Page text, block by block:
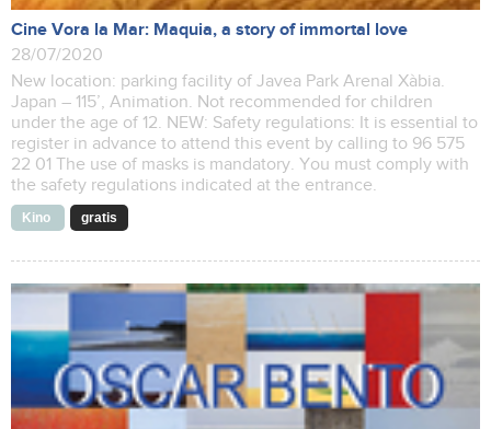
Cine Vora la Mar: Maquia, a story of immortal love
28/07/2020
New location: parking facility of Javea Park Arenal Xàbia.
Japan – 115’, Animation. Not recommended for children
under the age of 12. NEW: Safety regulations: It is essential to
register in advance to attend this event by calling to 96 575
22 01 The use of masks is mandatory. You must comply with
the safety regulations indicated at the entrance.
Kino gratis